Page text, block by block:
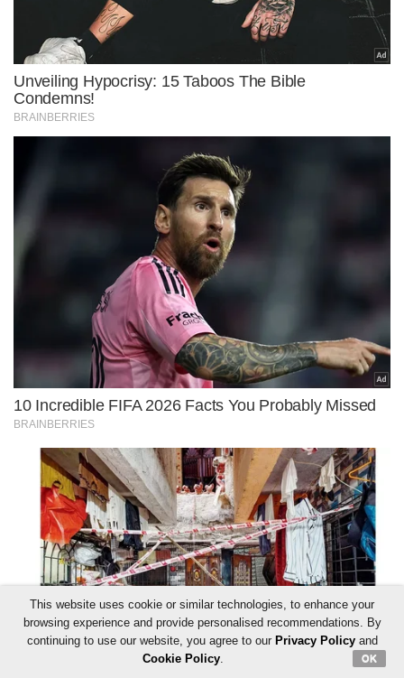
This website uses cookie or similar technologies, to enhance your
browsing experience and provide personalised recommendations. By
continuing to use our website, you agree to our Privacy Policyand
Cookie Policy. OK